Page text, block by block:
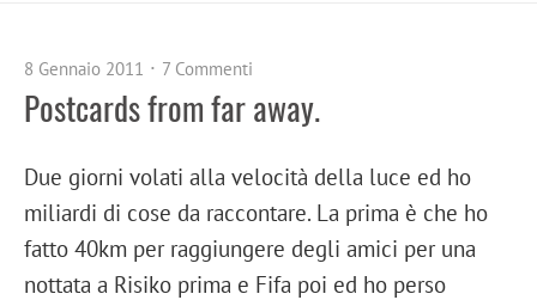
8 Gennaio 2011 7 Commenti
Postcards from far away.
Due giorni volati alla velocità della luce ed ho
miliardi di cose da raccontare. La prima è che ho
fatto 40km per raggiungere degli amici per una
nottata a Risiko prima e Fifa poi ed ho perso